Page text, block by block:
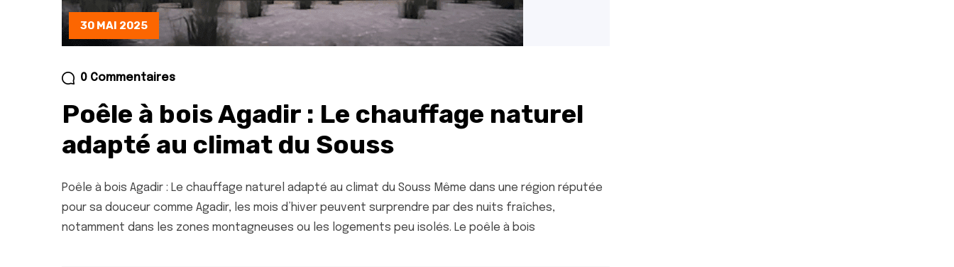
30 MAI 2025
0 Commentaires
Poêle à bois Agadir : Le chauffage naturel
adapté au climat du Souss
Poêle à bois Agadir : Le chauffage naturel adapté au climat du Souss Même dans une région réputée
pour sa douceur comme Agadir, les mois d’hiver peuvent surprendre par des nuits fraîches,
notamment dans les zones montagneuses ou les logements peu isolés. Le poêle à bois